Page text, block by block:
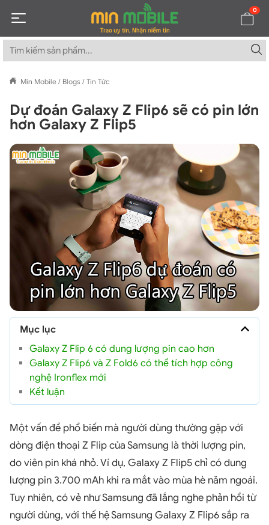
0
Min Mobile / Blogs / Tin Tức
Dự đoán Galaxy Z Flip6 sẽ có pin lớn
hơn Galaxy Z Flip5
Mục lục
Galaxy Z Flip 6 có dung lượng pin cao hơn
Galaxy Z Flip6 và Z Fold6 có thể tích hợp công
nghệ Ironflex mới
Kết luận
Một vấn đề phổ biến mà người dùng thường gặp với
dòng điện thoại Z Flip của Samsung là thời lượng pin,
do viên pin khá nhỏ. Ví dụ, Galaxy Z Flip5 chỉ có dung
lượng pin 3.700 mAh khi ra mắt vào mùa hè năm ngoái.
Tuy nhiên, có vẻ như Samsung đã lắng nghe phản hồi từ
người dùng, với thế hệ Samsung Galaxy Z Flip6 sắp ra